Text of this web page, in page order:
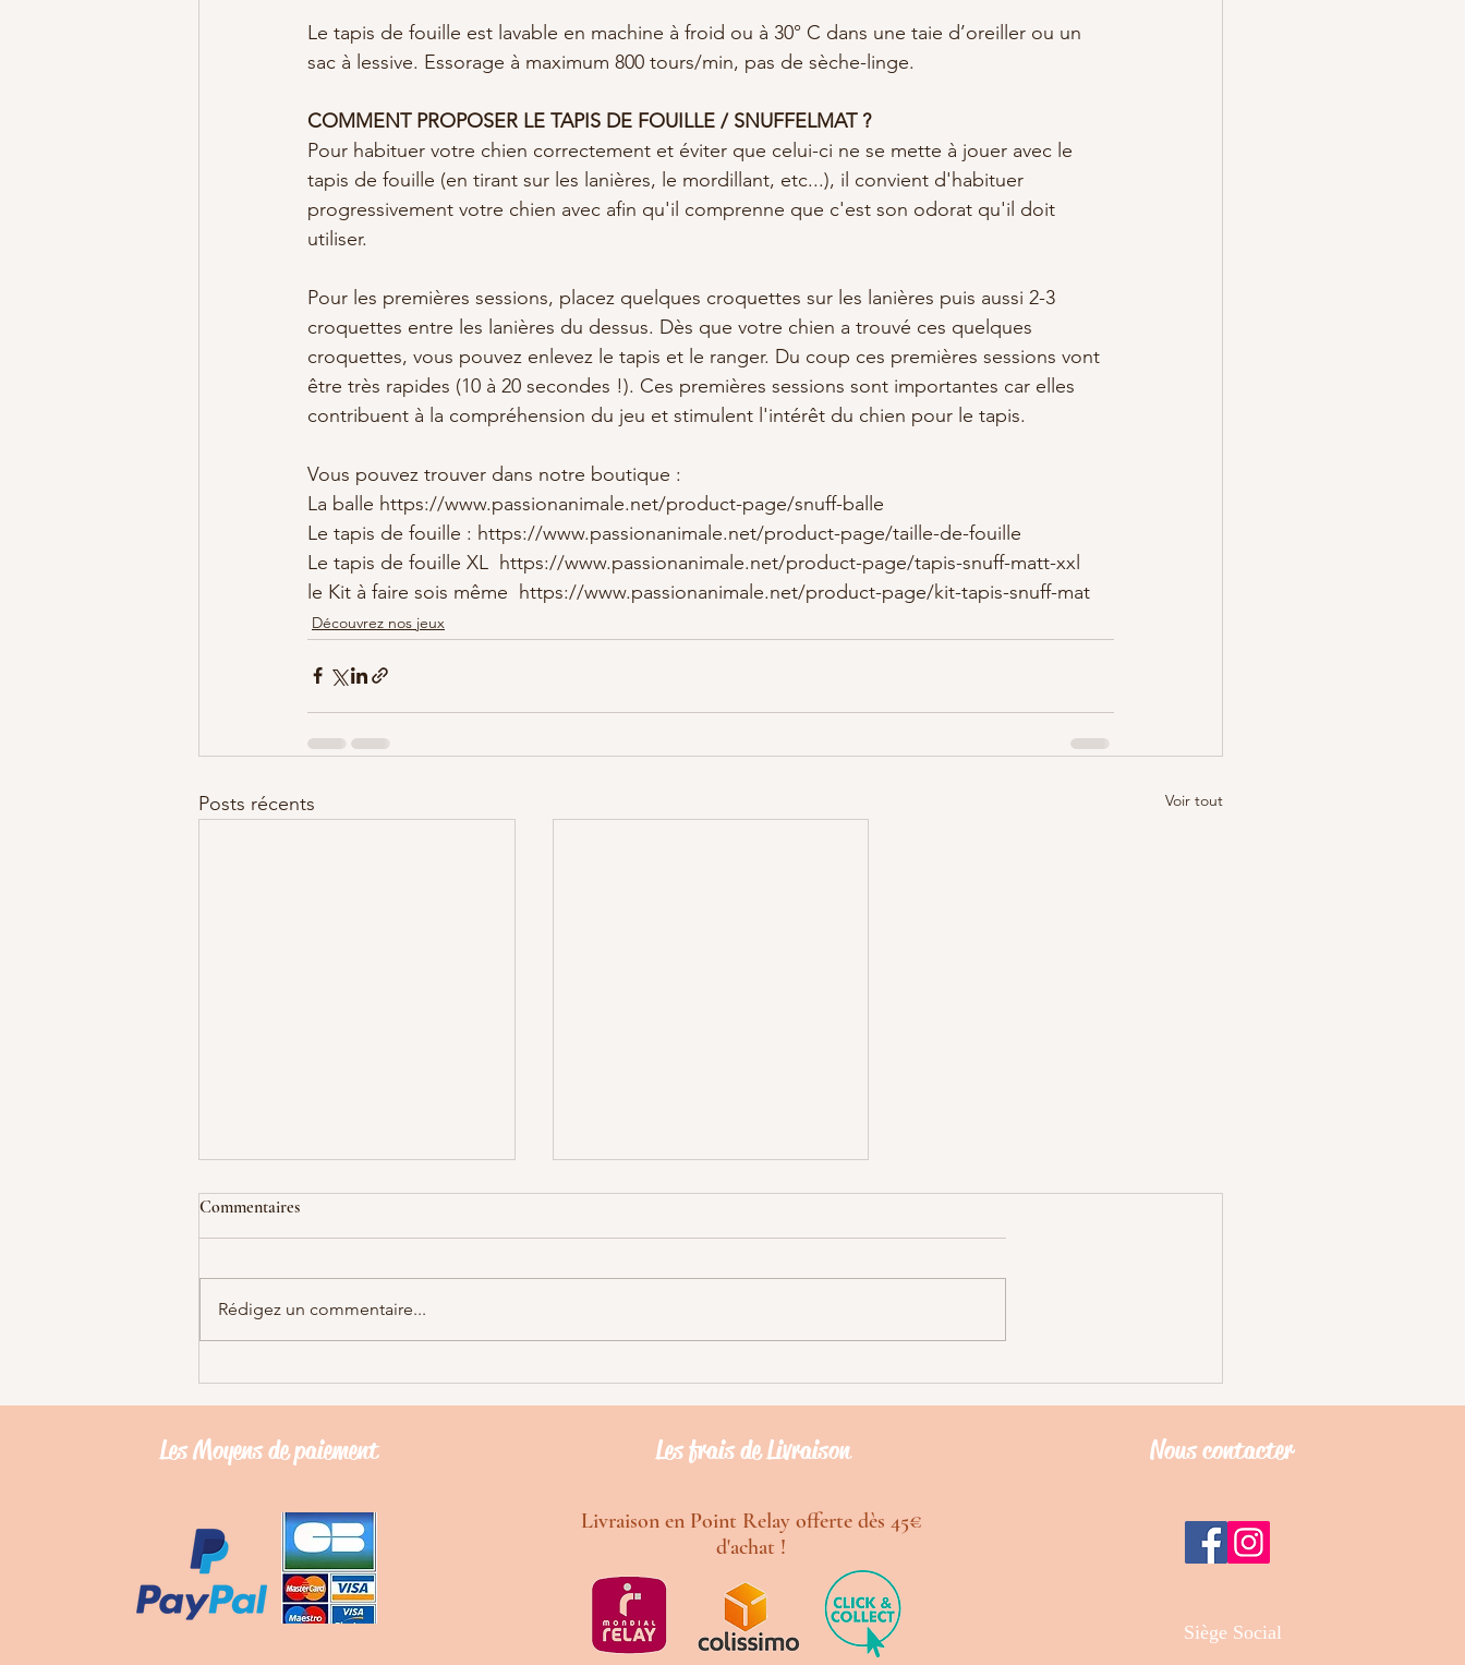
Le tapis de fouille est lavable en machine à froid ou à 30° C dans une taie d’oreiller ou un
sac à lessive. Essorage à maximum 800 tours/min, pas de sèche-linge.
COMMENT PROPOSER LE TAPIS DE FOUILLE / SNUFFELMAT ?
Pour habituer votre chien correctement et éviter que celui-ci ne se mette à jouer avec le
tapis de fouille (en tirant sur les lanières, le mordillant, etc...), il convient d'habituer
progressivement votre chien avec afin qu'il comprenne que c'est son odorat qu'il doit
utiliser.
Pour les premières sessions, placez quelques croquettes sur les lanières puis aussi 2-3
croquettes entre les lanières du dessus. Dès que votre chien a trouvé ces quelques
croquettes, vous pouvez enlevez le tapis et le ranger. Du coup ces premières sessions vont
être très rapides (10 à 20 secondes !). Ces premières sessions sont importantes car elles
contribuent à la compréhension du jeu et stimulent l'intérêt du chien pour le tapis.
Vous pouvez trouver dans notre boutique :
La balle https://www.passionanimale.net/product-page/snuff-balle
Le tapis de fouille : https://www.passionanimale.net/product-page/taille-de-fouille
Le tapis de fouille XL  https://www.passionanimale.net/product-page/tapis-snuff-matt-xxl
le Kit à faire sois même  https://www.passionanimale.net/product-page/kit-tapis-snuff-mat
Découvrez nos jeux
Posts récents Voir tout
Comment utiliser le lickimat
Les Lickimat peuvent s’utiliser de
chien ou votre chat ne se laisse
pas...
Le Lickimat, c’est quoi ? Quels
de savoir lequel choisir afin qu’il
Commentaires
Rédigez un commentaire...
Les Moyens depaiement Les frais de Livraison
Livraison en Point Relay offerte dès 45€
d'achat !
Nous contacter
Siège Social